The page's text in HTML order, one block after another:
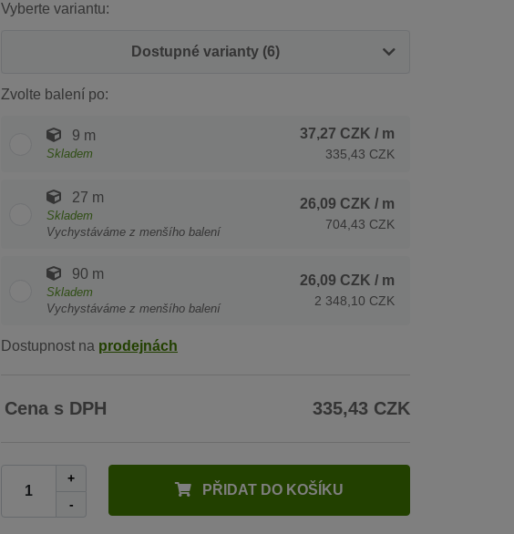
Vyberte variantu:
Dostupné varianty (6)
Zvolte balení po:
9 m
Skladem
37,27 CZK / m
335,43 CZK
27 m
Skladem
Vychystáváme z menšího balení
26,09 CZK / m
704,43 CZK
90 m
Skladem
Vychystáváme z menšího balení
26,09 CZK / m
2 348,10 CZK
Dostupnost na prodejnách
Cena s DPH 335,43 CZK
+
-
PŘIDAT DO KOŠÍKU